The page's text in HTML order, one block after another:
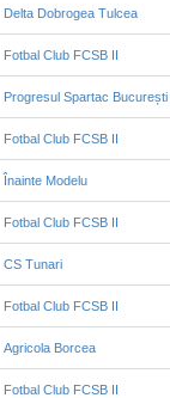
Delta Dobrogea Tulcea
Fotbal Club FCSB II
Progresul Spartac București
Fotbal Club FCSB II
Înainte Modelu
Fotbal Club FCSB II
CS Tunari
Fotbal Club FCSB II
Agricola Borcea
Fotbal Club FCSB II